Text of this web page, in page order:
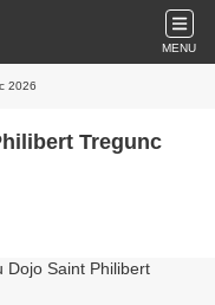
MENU
2026
Tregunc